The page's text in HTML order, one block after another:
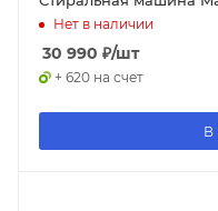
Нет в наличии
30 990 ₽/шт
+ 620 на счет
В